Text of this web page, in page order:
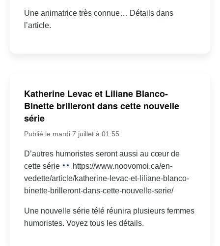
Une animatrice très connue… Détails dans
l’article.
Katherine Levac et Liliane Blanco-
Binette brilleront dans cette nouvelle
série
Publié le mardi 7 juillet à 01:55
D’autres humoristes seront aussi au cœur de
cette série
https://www.noovomoi.ca/en-
vedette/article/katherine-levac-et-liliane-blanco-
binette-brilleront-dans-cette-nouvelle-serie/
Une nouvelle série télé réunira plusieurs femmes
humoristes. Voyez tous les détails.